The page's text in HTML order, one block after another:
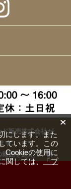
販売株式会社が
す。
囲を超えて、許
ています。
Reserved.
にします。また
ています。この
Cookieの使用に
関しては、「プ